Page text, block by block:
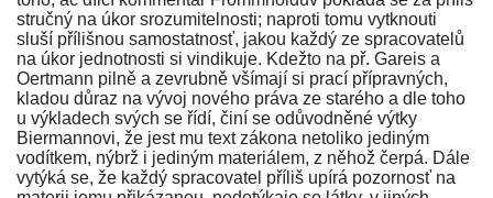
stručný na úkor srozumitelnosti; naproti tomu vytknouti
sluší přílišnou samostatnosť, jakou každý ze spracovatelů
na úkor jednotnosti si vindikuje. Kdežto na př. Gareis a
Oertmann pilně a zevrubně všímají si prací přípravných,
kladou důraz na vývoj nového práva ze starého a dle toho
u výkladech svých se řídí, činí se odůvodněné výtky
Biermannovi, že jest mu textzákona netoliko jediným
vodítkem, nýbrž i jediným materiálem, z něhož čerpá. Dále
vytýká se, že každý spracovatel příliš upírá pozornosť na